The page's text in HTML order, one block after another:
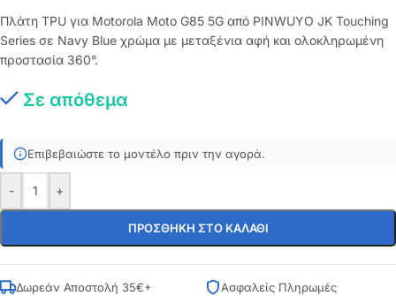
Πλάτη TPU για Motorola Moto G85 5G από PINWUYO JK Touching
Series σε Navy Blue χρώμα με μεταξένια αφή και ολοκληρωμένη
προστασία 360°.
Σε απόθεμα
Επιβεβαιώστε το μοντέλο πριν την αγορά.
- +
ΠΡΟΣΘΉΚΗ ΣΤΟ ΚΑΛΆΘΙ
Δωρεάν Αποστολή 35€+
Ασφαλείς Πληρωμές